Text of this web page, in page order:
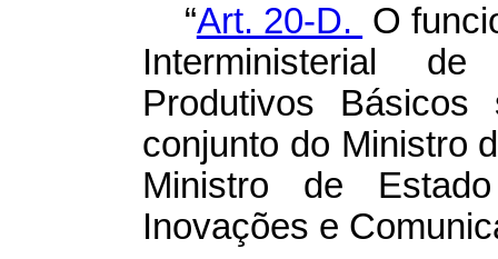
“Art. 20-D. O
Interministerial
Produtivos
conjunto do Ministro
Ministro de
Inovações e